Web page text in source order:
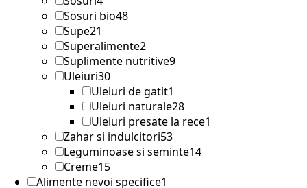
Sosuri bio48
Supe21
Superalimente2
Suplimente nutritive9
Uleiuri30
Uleiuri de gatit1
Uleiuri naturale28
Uleiuri presate la rece1
Zahar si indulcitori53
Leguminoase si seminte14
Creme15
Alimente nevoi specifice1